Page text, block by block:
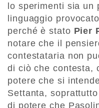
lo sperimenti sia un
linguaggio
perché è stato Pier
notare che il
contestataria non
di ciò che contesta,
potere che si
Settanta,
di potere che